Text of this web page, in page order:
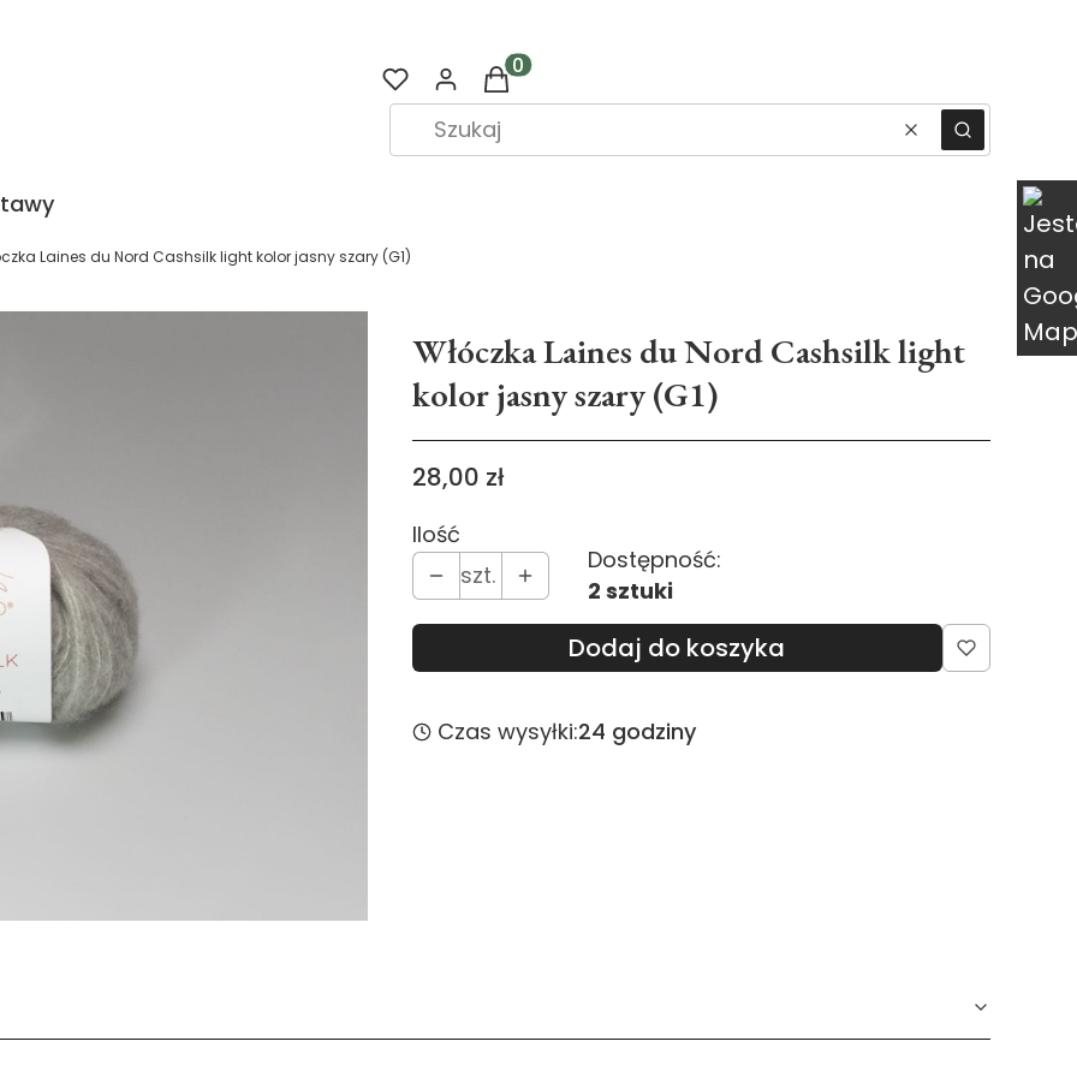
Produkty w koszyku: 0. Zobacz szczegóły
WyczyśćSzukaj
Laines du Nord Cashsilk light kolor jasny szary (G1)
Włóczka Laines du Nord Cashsilk light
kolor jasny szary (G1)
Cena
28,00 zł
Ilość
szt.
Dostępność:
2 sztuki
Dodaj do koszyka
Czas wysyłki:24 godziny